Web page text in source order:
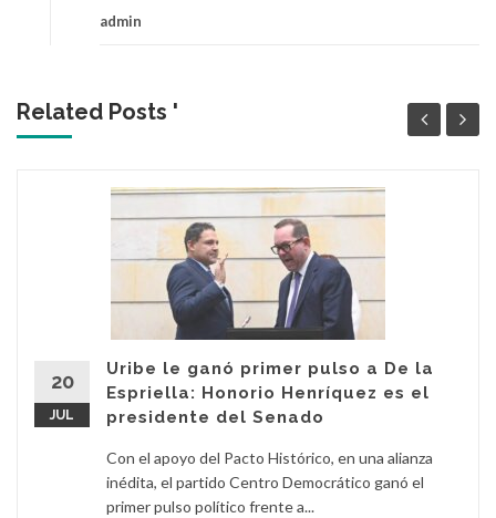
admin
Related Posts '
20
JUL
Uribe le ganó primer pulso a De la
Espriella: Honorio Henríquez es el
presidente del Senado
Con el apoyo del Pacto Histórico, en una alianza
inédita, el partido Centro Democrático ganó el
primer pulso político frente a...